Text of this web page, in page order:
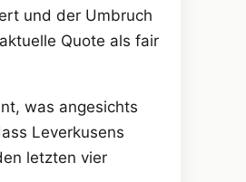
und der Umbruch
Quote als fair
was angesichts
Leverkusens
letzten vier